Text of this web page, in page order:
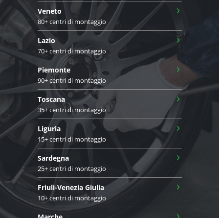
Veneto
80+ centri di montaggio
›
Lazio
70+ centri di montaggio
›
Piemonte
90+ centri di montaggio
›
Toscana
35+ centri di montaggio
›
Liguria
15+ centri di montaggio
›
Sardegna
25+ centri di montaggio
›
Friuli-Venezia Giulia
10+ centri di montaggio
›
›